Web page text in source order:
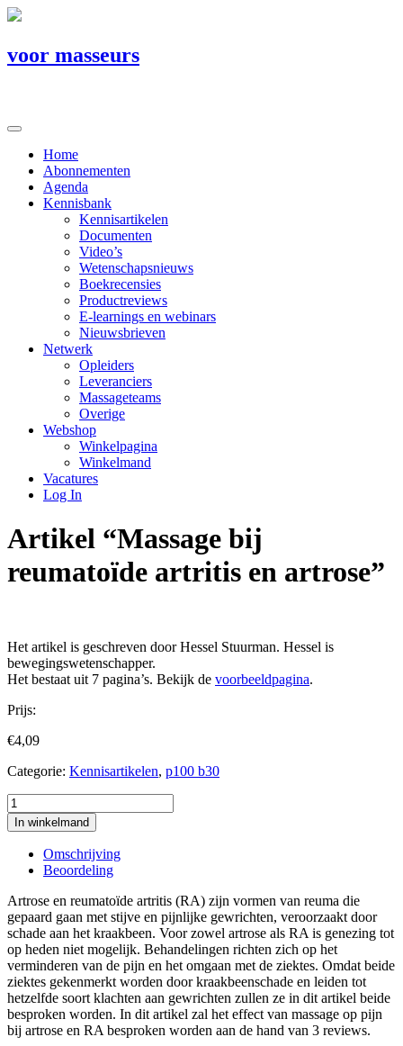
voor masseurs
Home
Abonnementen
Agenda
Kennisbank
Kennisartikelen
Documenten
Video’s
Wetenschapsnieuws
Boekrecensies
Productreviews
E-learnings en webinars
Nieuwsbrieven
Netwerk
Opleiders
Leveranciers
Massageteams
Overige
Webshop
Winkelpagina
Winkelmand
Vacatures
Log In
Artikel “Massage bij
reumatoïde artritis en artrose”
Het artikel is geschreven door Hessel Stuurman. Hessel is
bewegingswetenschapper.
Het bestaat uit 7 pagina’s. Bekijk de voorbeeldpagina.
Prijs:
€4,09
Categorie: Kennisartikelen, p100 b30
Artikel
“Massage
bij
reumatoïde
artritis
artrose"
aantal
In winkelmand
Omschrijving
Beoordeling
Artrose en reumatoïde artritis (RA) zijn vormen van reuma die
gepaard gaan met stijve en pijnlijke gewrichten, veroorzaakt door
schade aan het kraakbeen. Voor zowel artrose als RA is genezing tot
op heden niet mogelijk. Behandelingen richten zich op het
verminderen van de pijn en het omgaan met de ziektes. Omdat beide
ziektes gekenmerkt worden door kraakbeenschade en leiden tot
hetzelfde soort klachten aan gewrichten zullen ze in dit artikel beide
besproken worden. In dit artikel zal het effect van massage op pijn
bij artrose en RA besproken worden aan de hand van 3 reviews.